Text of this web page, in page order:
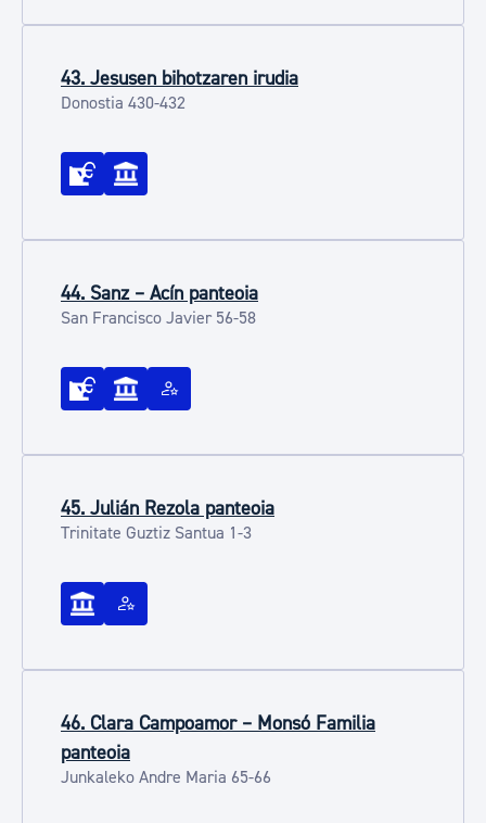
43. Jesusen bihotzaren irudia
Donostia 430-432
44. Sanz – Acín panteoia
San Francisco Javier 56-58
45. Julián Rezola panteoia
Trinitate Guztiz Santua 1-3
46. Clara Campoamor – Monsó Familia
panteoia
Junkaleko Andre Maria 65-66